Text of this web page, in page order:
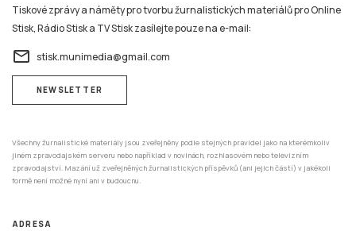
Tiskové zprávy a náměty pro tvorbu žurnalistických materiálů pro Online
Stisk, Rádio Stisk a TV Stisk zasílejte pouze na e-mail:
email stisk.munimedia@gmail.com
NEWSLETTER
Všechny žurnalistické materiály jsou zveřejněny podle stejných pravidel jako na kterémkoliv
jiném zpravodajském serveru nebo například v novinách, rozhlasovém nebo televizním
zpravodajství. Mazání už zveřejněných žurnalistických příspěvků (ani jejich částí) v jakékoli
formě není možné nyní ani v budoucnu.
ADRESA